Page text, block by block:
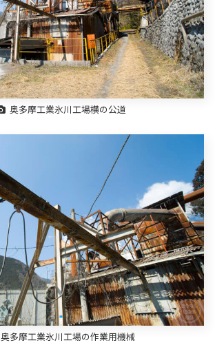
奥多摩工業氷川工場横の公道
奥多摩工業氷川工場の作業用機械